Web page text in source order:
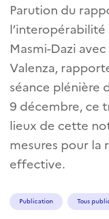
Parution du
l’interopérabilité
Masmi-Dazi
Valenza,
séance plénière
9 décembre, ce
lieux de cette
mesures pour la
effective.
Publication Tous